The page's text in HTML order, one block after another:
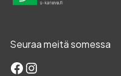
Seuraa meitä somessa
Facebook
Instagram